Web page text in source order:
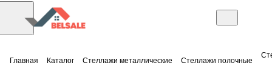
Главная Каталог Стеллажи металлические Стеллажи полочные